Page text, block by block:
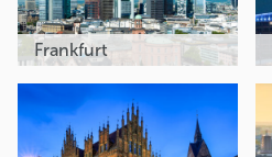
Frankfurt